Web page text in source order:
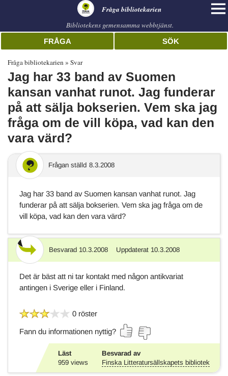
Fråga bibliotekarien
Bibliotekens gemensamma webbtjänst.
FRÅGA SÖK
Fråga bibliotekarien Svar
Jag har 33 band av Suomen
kansan vanhat runot. Jag funderar
på att sälja bokserien. Vem ska jag
fråga om de vill köpa, vad kan den
vara värd?
Frågan ställd 8.3.2008
Jag har 33 band av Suomen kansan vanhat runot. Jag
funderar på att sälja bokserien. Vem ska jag fråga om de
vill köpa, vad kan den vara värd?
Svar Besvarad 10.3.2008 Uppdaterat 10.3.2008
Det är bäst att ni tar kontakt med någon antikvariat
antingen i Sverige eller i Finland.
0 röster
Fann du informationen nyttig?
Läst
959 views
Besvarad av
Finska Litteratursällskapets bibliotek